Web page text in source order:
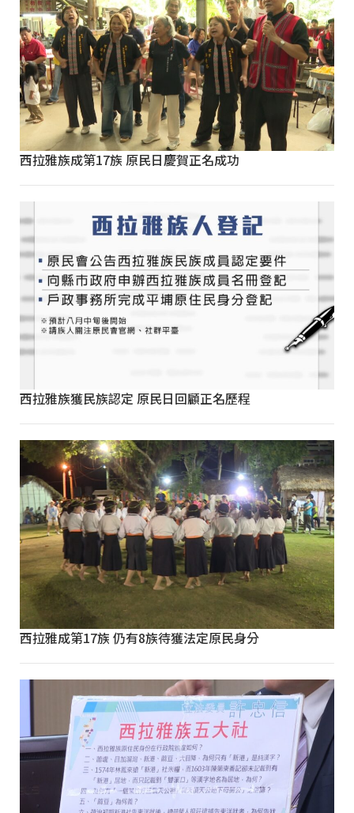
西拉雅族成第17族 原民日慶賀正名成功
西拉雅族獲民族認定 原民日回顧正名歷程
西拉雅成第17族 仍有8族待獲法定原民身分